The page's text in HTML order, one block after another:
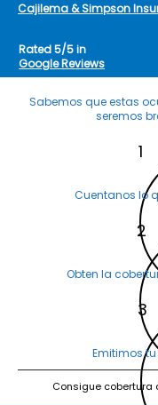
Cajilema & Simpson
Rated 5/5 in
Google Reviews
Sabemos que estas
seremos
1
Cuentanos lo
2
Obten la
3
Emitimos
Consigue cobertura